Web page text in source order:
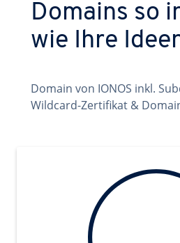
Domains so
wie Ihre
Domain von IONOS inkl.
Wildcard-Zertifikat &